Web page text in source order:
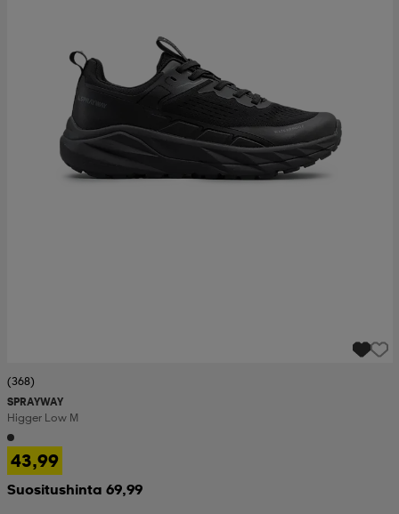
(368)
SPRAYWAY
Higger Low M
43,99
Suositushinta 69,99